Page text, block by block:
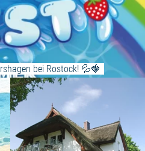
bei Rostock! 💦🍓
Weiterlesen: "Kinderdisco mit